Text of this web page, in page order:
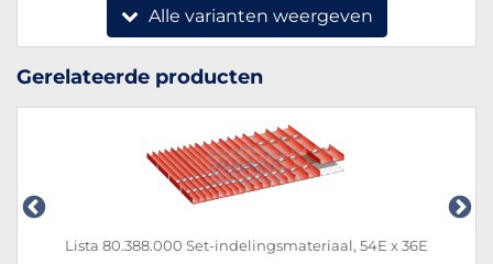
Alle varianten weergeven
Gerelateerde producten
Lista 80.388.000 Set-indelingsmateriaal, 54E x 36E